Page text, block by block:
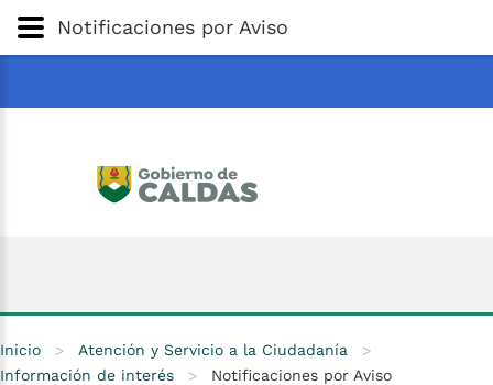
Gobernación de
Notificaciones por Aviso
Inicio > Atención y Servicio a la Ciudadanía
>
Información de interés
> Notificaciones por Aviso